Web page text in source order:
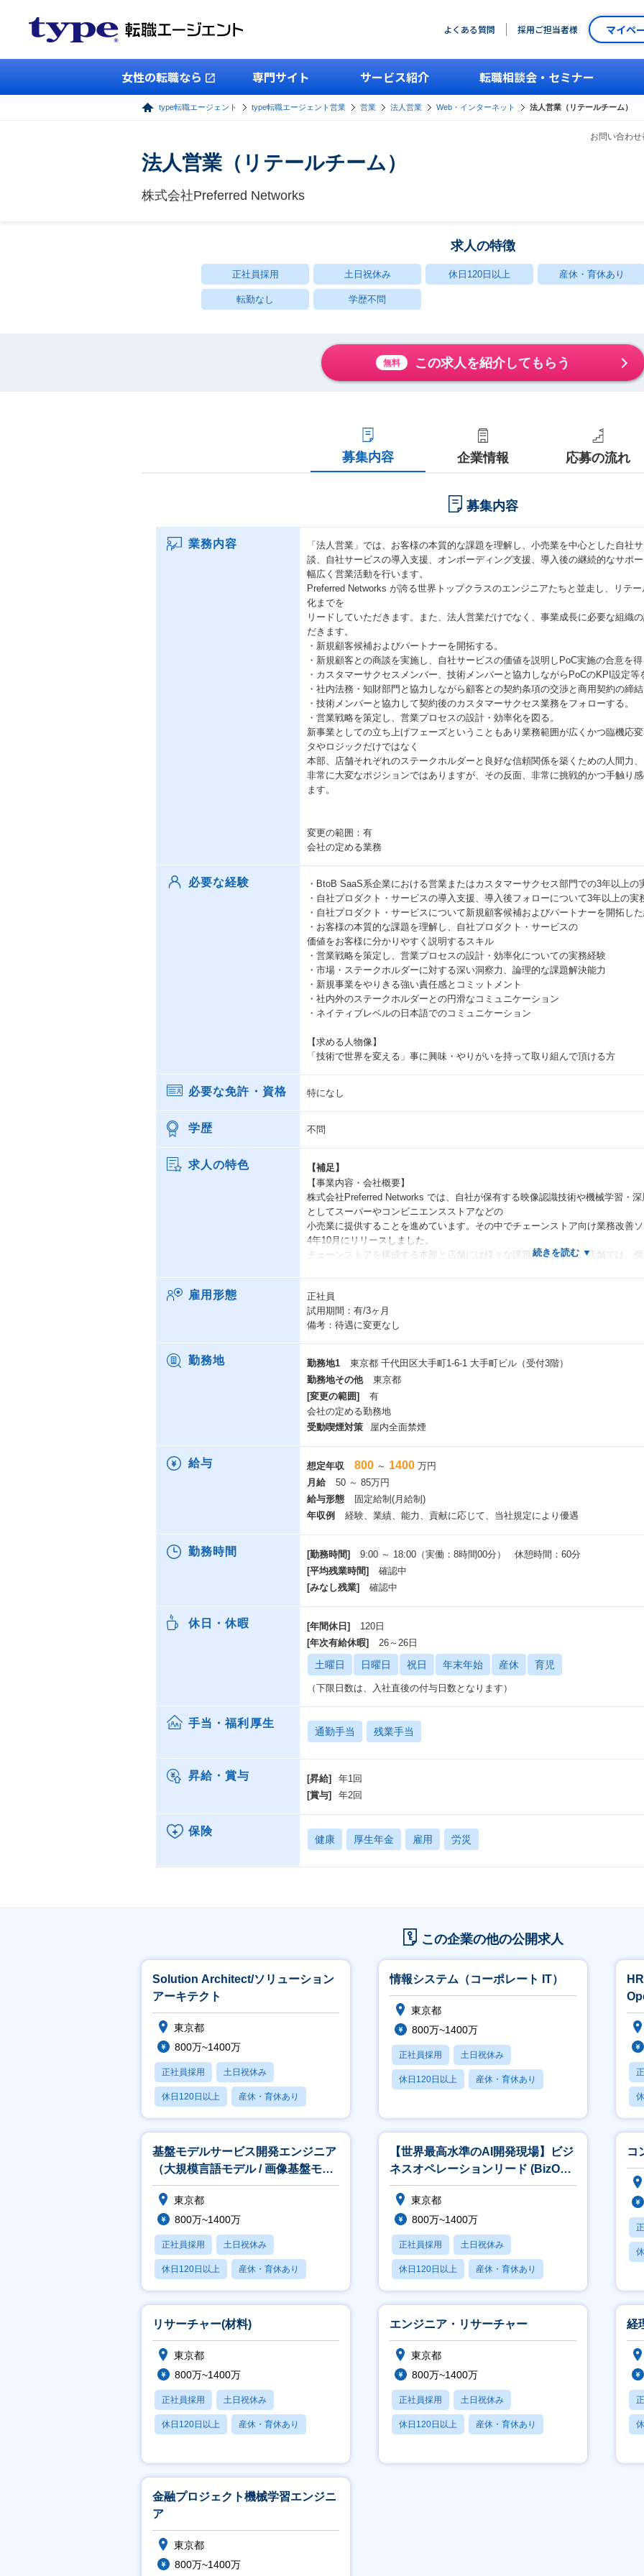
よくある質問 採用ご担当者様 マイペ
女性の転職なら 専門サイト サービス紹介 転職相談会・セミナー
type転職エージェント type転職エージェント営業 営業 法人営業 Web・インターネット 法人営業（リテールチーム）
お問い合わ
法人営業（リテールチーム）
株式会社Preferred Networks
求人の特徴
正社員採用 土日祝休み 休日120日以上 産休・育休あり
転勤なし 学歴不問
無料 この求人を紹介してもらう
募集内容 企業情報 応募の流れ
募集内容
業務内容
「法人営業」では、お客様の本質的な課題を理解し、小売業を中心とした自社
談、自社サービスの導入支援、オンボーディング支援、導入後の継続的なサポ
幅広く営業活動を行います。
Preferred Networks が誇る世界トップクラスのエンジニアたちと並走し、リテ
化までを
リードしていただきます。また、法人営業だけでなく、事業成長に必要な組織
だきます。
・新規顧客候補およびパートナーを開拓する。
・新規顧客との商談を実施し、自社サービスの価値を説明しPoC実施の合意を得
・カスタマーサクセスメンバー、技術メンバーと協力しながらPoCのKPI設定等
・社内法務・知財部門と協力しながら顧客との契約条項の交渉と商用契約の締結
・技術メンバーと協力して契約後のカスタマーサクセス業務をフォローする。
・営業戦略を策定し、営業プロセスの設計・効率化を図る。
新事業としての立ち上げフェーズということもあり業務範囲が広くかつ臨機応
タやロジックだけではなく
本部、店舗それぞれのステークホルダーと良好な信頼関係を築くための人間力
非常に大変なポジションではありますが、その反面、非常に挑戦的かつ手触り
ます。
変更の範囲：有
会社の定める業務
必要な経験
・BtoB SaaS系企業における営業またはカスタマーサクセス部門での3年以上の
・自社プロダクト・サービスの導入支援、導入後フォローについて3年以上の実
・自社プロダクト・サービスについて新規顧客候補およびパートナーを開拓し
・お客様の本質的な課題を理解し、自社プロダクト・サービスの
価値をお客様に分かりやすく説明するスキル
・営業戦略を策定し、営業プロセスの設計・効率化についての実務経験
・市場・ステークホルダーに対する深い洞察力、論理的な課題解決能力
・新規事業をやりきる強い責任感とコミットメント
・社内外のステークホルダーとの円滑なコミュニケーション
・ネイティブレベルの日本語でのコミュニケーション
【求める人物像】
「技術で世界を変える」事に興味・やりがいを持って取り組んで頂ける方
必要な免許・資格 特になし
学歴 不問
求人の特色
【補足】
【事業内容・会社概要】
株式会社Preferred Networks では、自社が保有する映像認識技術や機械学習・
としてスーパーやコンビニエンスストアなどの
小売業に提供することを進めています。その中でチェーンストア向け業務改善
4年10月にリリースしました。
チェーンストアを構成する本部と店舗には様々な課題があります。店舗では、
しています。
このような課題や非効率はチェーンストアが誕生して以降続いてきたものであ
課題を解決し、
MiseMiseは、品出しや値引きなどの店舗業務の効率化、本部の棚割業務の最適
よる店舗運営を効率化する複数のITプロダクトで
構成しています。プロダクト開発にあたっては、エンジニアが実際に小売業の
を見ながら課題を把握、解決策の検討、
プロトタイプ開発、現場利用を通じてブラッシュアップし開発を進めてきたも
aaS型のサービス、
務オペレーションの課題把握、
自社サービスによる解決策の仮説策定と効果の検証を行い、結果を踏まえて、
なります。
今後、多くのお客様に便利に使っていただくためには、自社サービスとして幅
【当職種の魅力】
スタートアップ＆新規プロダクト立ち上げ時期ならではの、「仕組みから作る
既に出来上がっている仕組みを用いるのではなく、実際の顧客対応を通し、自
また、将来的にはインサイドセールス設計やプロダクトへの機能フィードバッ
クト企画領域への拡張など、
様々なキャリアプランが描ける領域でもあります。
非常に大変なポジションではありますが、サービスを0→1で作り上げる醍醐味を
雇用形態
正社員
試用期間：有/3ヶ月
備考：待遇に変更なし
勤務地 勤務地1
東京都 千代田区大手町1-6-1 大手町ビル（受付3階）
勤務地その他
東京都
[変更の範囲]
有
会社の定める勤務地
受動喫煙対策
屋内全面禁煙
給与 想定年収 800 ～ 1400 万円
月給
50 ～ 85万円
給与形態
固定給制(月給制)
年収例
経験、業績、能力、貢献に応じて、当社規定により優遇
勤務時間 [勤務時間]
9:00 ～ 18:00（実働：8時間00分） 休憩時間：60分
[平均残業時間]
確認中
[みなし残業]
確認中
休日・休暇 [年間休日]
120日
[年次有給休暇]
26～26日
土曜日 日曜日 祝日 年末年始 産休 育児
（下限日数は、入社直後の付与日数となります）
手当・福利厚生
通勤手当 残業手当
昇給・賞与 [昇給]
年1回
[賞与]
年2回
保険
健康 厚生年金 雇用 労災
この企業の他の公開求人
Solution Architect/ソリューション
アーキテクト
東京都
800万~1400万
正社員採用 土日祝休み
休日120日以上 産休・育休あり
賞与あり
情報システム（コーポレート IT）
東京都
800万~1400万
正社員採用 土日祝休み
休日120日以上 産休・育休あり
ペ
基盤モデルサービス開発エンジニア
（大規模言語モデル / 画像基盤モデ
ル）
東京都
800万~1400万
正社員採用 土日祝休み
休日120日以上 産休・育休あり
賞与あり
【世界最高水準のAI開発現場】ビジ
ネスオペレーションリード (BizOps,
業務改革)
東京都
800万~1400万
正社員採用 土日祝休み
休日120日以上 産休・育休あり
賞与あり
コ
リサーチャー(材料)
東京都
800万~1400万
正社員採用 土日祝休み
休日120日以上 産休・育休あり
エンジニア・リサーチャー
東京都
800万~1400万
正社員採用 土日祝休み
休日120日以上 産休・育休あり
経
金融プロジェクト機械学習エンジニ
ア
東京都
800万~1400万